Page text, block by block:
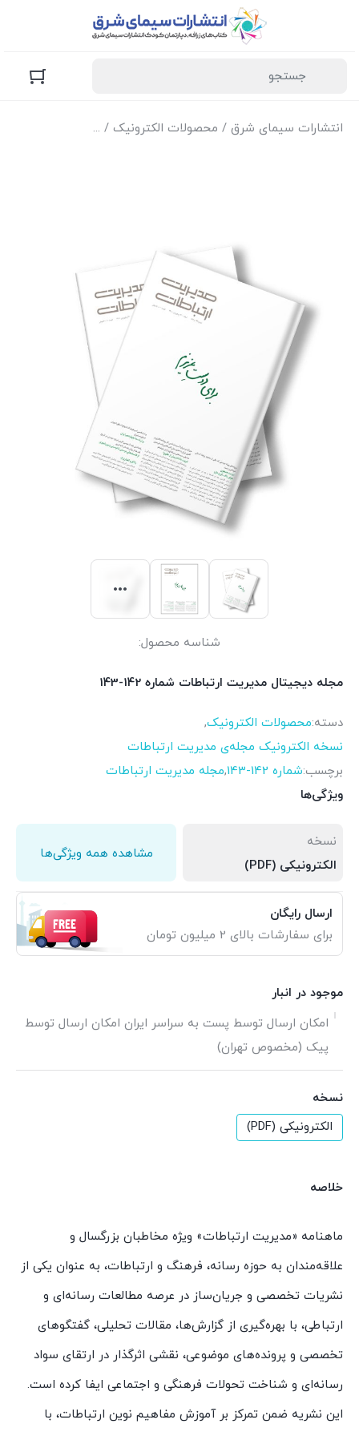
انتشارات سیمای شرق / محصولات الکترونیک / نسخه الکترونیک
شناسه محصول:
مجله دیجیتال مدیریت ارتباطات شماره 142-143
دسته:محصولات الکترونیک,
نسخه الکترونیک مجله‌ی مدیریت ارتباطات
برچسب:شماره 142-143 ,مجله مدیریت ارتباطات
ویژگی‌ها
نسخه
الکترونیکی (PDF)
مشاهده همه ویژگی‌ها
ارسال رایگان
برای سفارشات بالای 2 میلیون تومان
موجود در انبار
امکان ارسال توسط پست به سراسر ایران امکان ارسال توسط
پیک (مخصوص تهران)
نسخه
الکترونیکی (PDF)
خلاصه
ماهنامه «مدیریت ارتباطات» ویژه مخاطبان بزرگسال و
علاقه‌مندان به حوزه رسانه، فرهنگ و ارتباطات، به عنوان یکی از
نشریات تخصصی و جریان‌ساز در عرصه مطالعات رسانه‌ای و
ارتباطی، با بهره‌گیری از گزارش‌ها، مقالات تحلیلی، گفتگوهای
تخصصی و پرونده‌های موضوعی، نقشی اثرگذار در ارتقای سواد
رسانه‌ای و شناخت تحولات فرهنگی و اجتماعی ایفا کرده است.
این نشریه ضمن تمرکز بر آموزش مفاهیم نوین ارتباطات، با